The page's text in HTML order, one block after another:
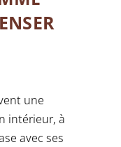
une
intérieur, à
avec ses